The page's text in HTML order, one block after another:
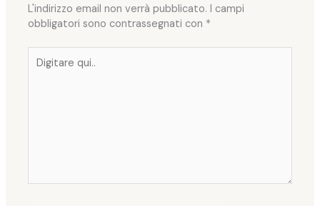
L'indirizzo email non verrà pubblicato. I campi
obbligatori sono contrassegnati con *
qui..